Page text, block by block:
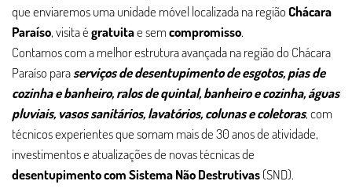
que enviaremos uma unidade móvel localizada na regiãoChácara
Paraíso, visita égratuitae semcompromisso.
Contamos com a melhor estrutura avançada na região do Chácara
Paraíso paraserviços de desentupimento de esgotos, pias de
cozinha e banheiro, ralos de quintal, banheiro e cozinha, águas
pluviais, vasos sanitários, lavatórios, colunas e coletoras, com
técnicos experientes que somam mais de 30 anos de atividade,
investimentos e atualizações de novas técnicas de
desentupimento com Sistema Não Destrutivas(SND).